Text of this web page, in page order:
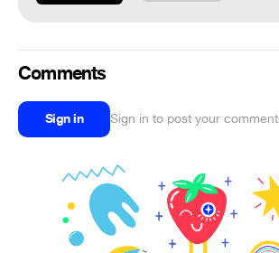
Comments
Sign in Sign in to post your comment